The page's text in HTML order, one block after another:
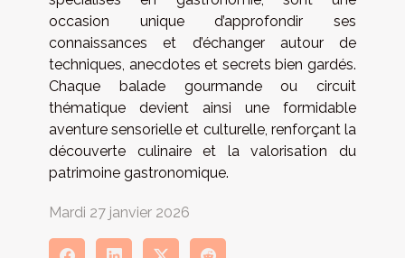
occasion unique d’approfondir ses
connaissances et d’échanger autour de
techniques, anecdotes et secrets bien gardés.
Chaque balade gourmande ou circuit
thématique devient ainsi une formidable
aventure sensorielle et culturelle, renforçant la
découverte culinaire et la valorisation du
patrimoine gastronomique.
Mardi 27 janvier 2026